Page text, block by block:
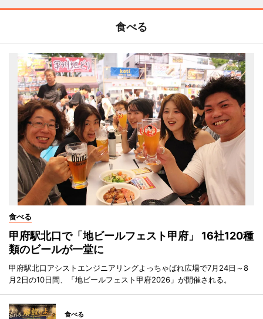
食べる
食べる
甲府駅北口で「地ビールフェスト甲府」 16社120種
類のビールが一堂に
甲府駅北口アシストエンジニアリングよっちゃばれ広場で7月24日～8
月2日の10日間、「地ビールフェスト甲府2026」が開催される。
食べる